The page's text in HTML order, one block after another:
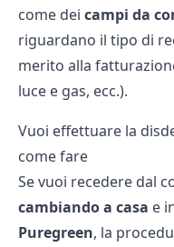
come dei campi da
riguardano il tipo di
merito alla
luce e gas, ecc.).
Vuoi effettuare la
come fare
Se vuoi recedere dal
cambiando a casa e
Puregreen, la